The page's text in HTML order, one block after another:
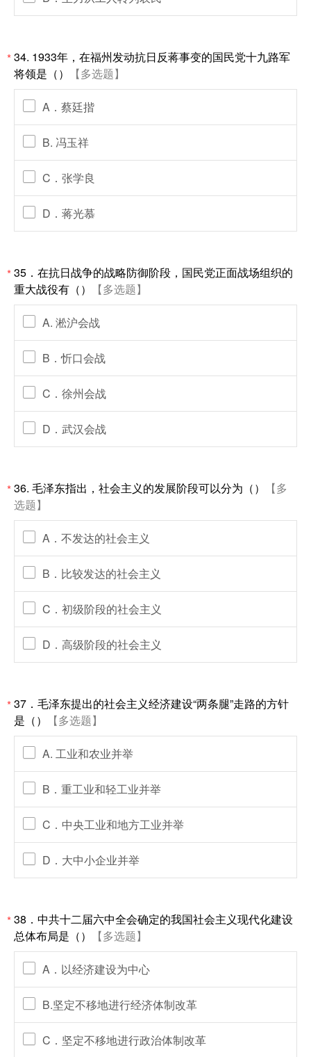
*34. 1933年，在福州发动抗日反蒋事变的国民党十九路军
将领是（）
【多选题】
A．蔡廷揩
B. 冯玉祥
C．张学良
D．蒋光慕
*35．在抗日战争的战略防御阶段，国民党正面战场组织的
重大战役有（）
【多选题】
A. 淞沪会战
B．忻口会战
C．徐州会战
D．武汉会战
*36. 毛泽东指出，社会主义的发展阶段可以分为（）
【多
选题】
A．不发达的社会主义
B．比较发达的社会主义
C．初级阶段的社会主义
D．高级阶段的社会主义
*37．毛泽东提出的社会主义经济建设“两条腿”走路的方针
是（）
【多选题】
A. 工业和农业并举
B．重工业和轻工业并举
C．中央工业和地方工业并举
D．大中小企业并举
*38．中共十二届六中全会确定的我国社会主义现代化建设
总体布局是（）
【多选题】
A．以经济建设为中心
B.坚定不移地进行经济体制改革
C．坚定不移地进行政治体制改革